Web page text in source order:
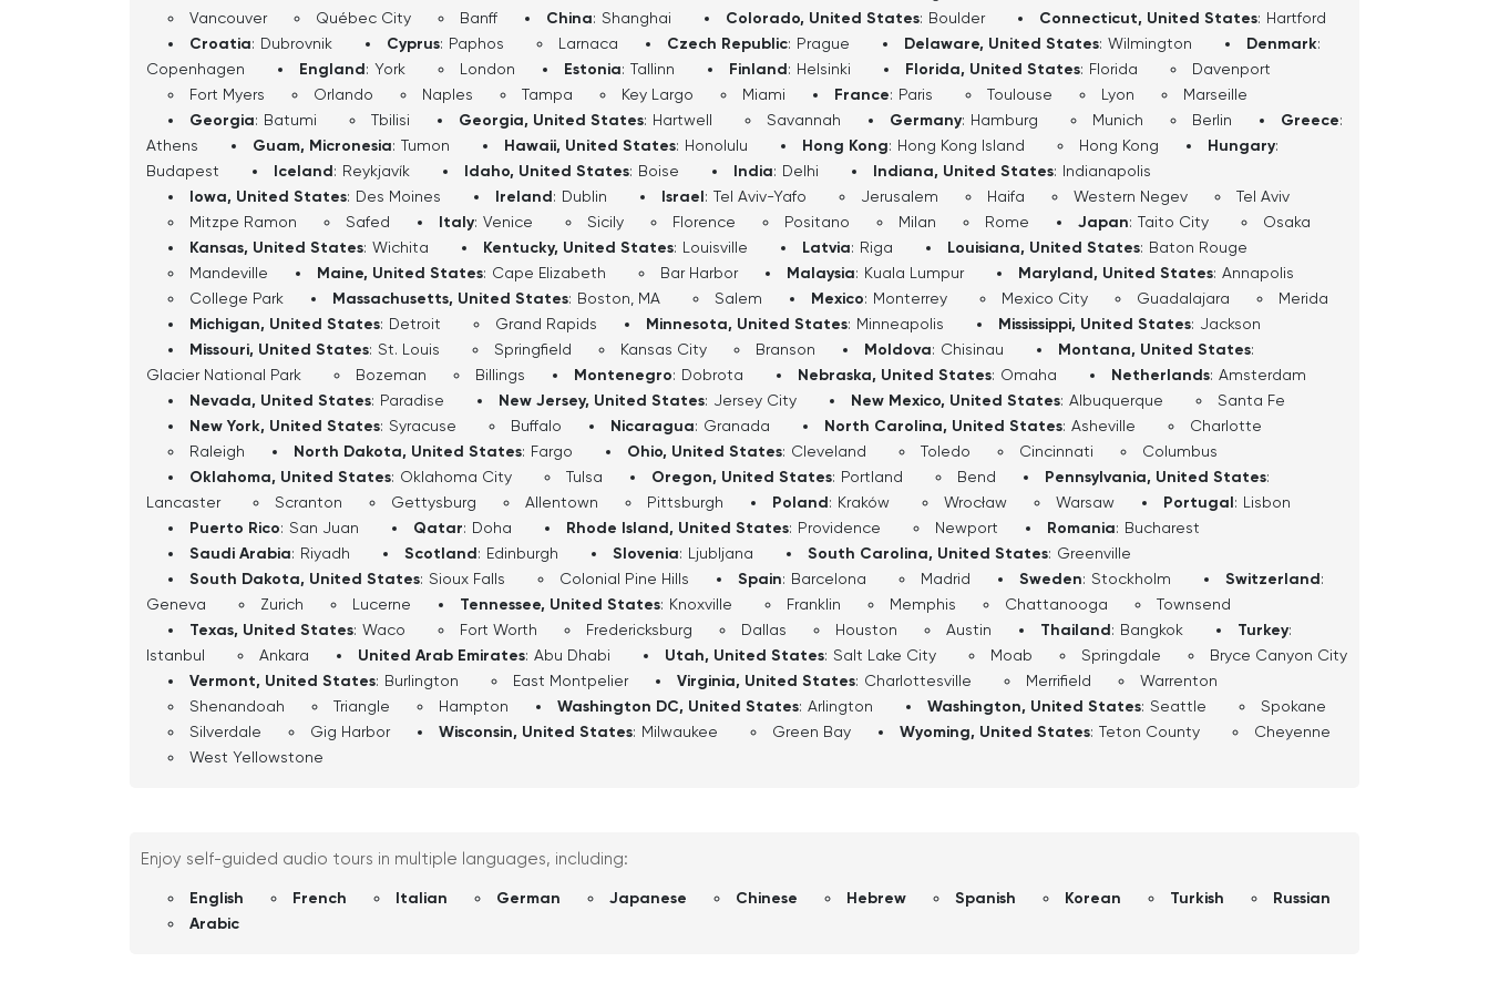
Vancouver
Québec City Banff China: Shanghai Colorado, United States: Boulder Connecticut, United States: Hartford
Croatia: Dubrovnik Cyprus: Paphos Larnaca Czech Republic: Prague Delaware, United States: Wilmington Denmark:
Copenhagen
England: York London Estonia: Tallinn Finland: Helsinki Florida, United States: Florida
Davenport
Fort Myers
Orlando Naples Tampa Key Largo Miami France: Paris Toulouse Lyon Marseille
Georgia: Batumi Tbilisi Georgia, United States: Hartwell Savannah Germany: Hamburg Munich Berlin Greece:
Athens
Guam, Micronesia: Tumon Hawaii, United States: Honolulu Hong Kong: Hong Kong Island Hong Kong Hungary:
Budapest
Iceland: Reykjavík Idaho, United States: Boise India: Delhi Indiana, United States: Indianapolis
Iowa, United States: Des Moines Ireland: Dublin Israel: Tel Aviv-Yafo Jerusalem Haifa Western Negev
Tel Aviv
Mitzpe Ramon
Safed Italy: Venice Sicily Florence Positano Milan Rome Japan: Taito City Osaka
Kansas, United States: Wichita Kentucky, United States: Louisville Latvia: Riga Louisiana, United States: Baton Rouge
Mandeville
Maine, United States: Cape Elizabeth Bar Harbor Malaysia: Kuala Lumpur Maryland, United States: Annapolis
College Park
Massachusetts, United States: Boston, MA Salem Mexico: Monterrey Mexico City Guadalajara Merida
Michigan, United States: Detroit Grand Rapids Minnesota, United States: Minneapolis Mississippi, United States: Jackson
Missouri, United States: St. Louis Springfield Kansas City Branson Moldova: Chisinau Montana, United States:
Glacier National Park
Bozeman Billings Montenegro: Dobrota Nebraska, United States: Omaha Netherlands: Amsterdam
Nevada, United States: Paradise New Jersey, United States: Jersey City New Mexico, United States: Albuquerque Santa Fe
New York, United States: Syracuse Buffalo Nicaragua: Granada North Carolina, United States: Asheville
Charlotte
Raleigh
North Dakota, United States: Fargo Ohio, United States: Cleveland Toledo Cincinnati Columbus
Oklahoma, United States: Oklahoma City Tulsa Oregon, United States: Portland Bend Pennsylvania, United States:
Lancaster
Scranton Gettysburg Allentown Pittsburgh Poland: Kraków Wrocław Warsaw Portugal: Lisbon
Puerto Rico: San Juan Qatar: Doha Rhode Island, United States: Providence Newport Romania: Bucharest
Saudi Arabia: Riyadh Scotland: Edinburgh Slovenia: Ljubljana South Carolina, United States: Greenville
South Dakota, United States: Sioux Falls Colonial Pine Hills Spain: Barcelona Madrid Sweden: Stockholm Switzerland:
Geneva
Zurich Lucerne Tennessee, United States: Knoxville Franklin Memphis Chattanooga Townsend
Texas, United States: Waco Fort Worth Fredericksburg Dallas Houston Austin Thailand: Bangkok Turkey:
Istanbul
Ankara United Arab Emirates: Abu Dhabi Utah, United States: Salt Lake City Moab Springdale Bryce Canyon City
Vermont, United States: Burlington East Montpelier Virginia, United States: Charlottesville Merrifield
Warrenton
Shenandoah
Triangle Hampton Washington DC, United States: Arlington Washington, United States: Seattle
Spokane
Silverdale
Gig Harbor Wisconsin, United States: Milwaukee Green Bay Wyoming, United States: Teton County
Cheyenne
West Yellowstone
Enjoy self-guided audio tours in multiple languages, including:
English French Italian German Japanese Chinese Hebrew Spanish Korean Turkish
Russian
Arabic